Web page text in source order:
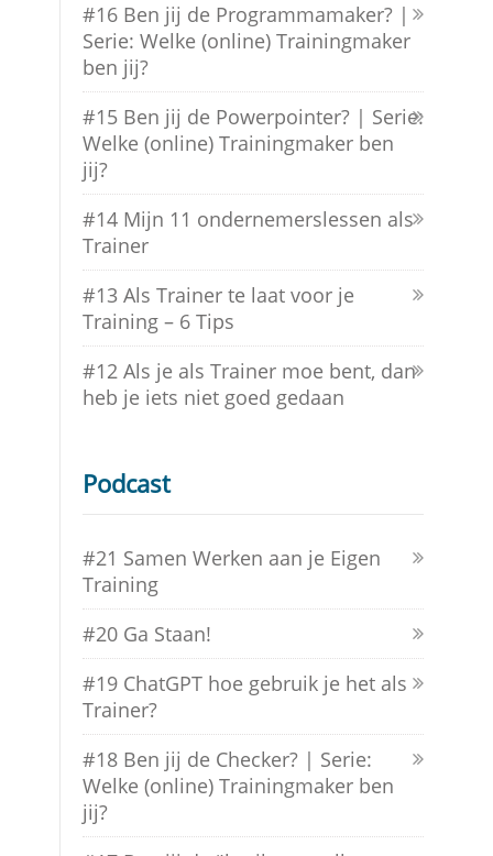
#16 Ben jij de Programmamaker? |
Serie: Welke (online) Trainingmaker
ben jij?
#15 Ben jij de Powerpointer? | Serie:
Welke (online) Trainingmaker ben
jij?
#14 Mijn 11 ondernemerslessen als
Trainer
#13 Als Trainer te laat voor je
Training – 6 Tips
#12 Als je als Trainer moe bent, dan
heb je iets niet goed gedaan
Podcast
#21 Samen Werken aan je Eigen
Training
#20 Ga Staan!
#19 ChatGPT hoe gebruik je het als
Trainer?
#18 Ben jij de Checker? | Serie:
Welke (online) Trainingmaker ben
jij?